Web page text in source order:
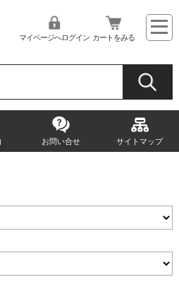
マイページへログイン カートをみる
お問い合せ サイトマップ